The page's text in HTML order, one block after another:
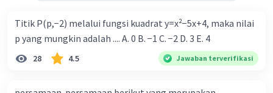
Titik P(p,−2) melalui fungsi kuadrat y=x²−5x+4, maka nilai
p yang mungkin adalah .... A. 0 B. −1 C. −2 D. 3 E. 4
28 4.5 Jawaban terverifikasi